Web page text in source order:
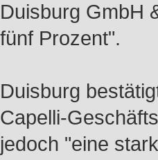
Duisburg GmbH
fünf Prozent".
Duisburg
Capelli-
jedoch "eine